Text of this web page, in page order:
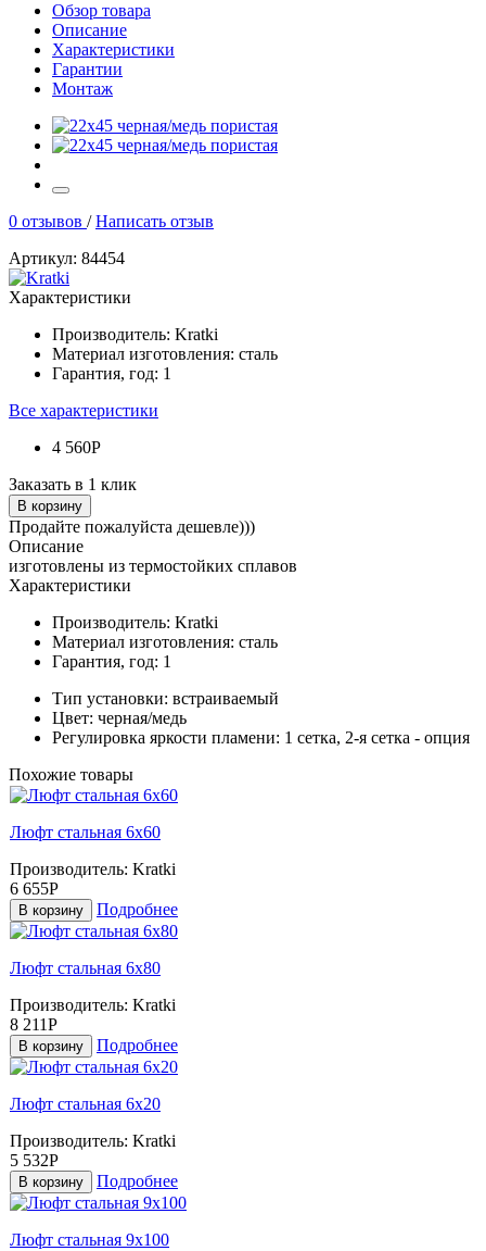
Обзор товара
Описание
Характеристики
Гарантии
Монтаж
0 отзывов /Написать отзыв
Артикул: 84454
Характеристики
Производитель: Kratki
Материал изготовления: сталь
Гарантия, год: 1
Все характеристики
4 560Р
Заказать в 1 клик
В корзину
Продайте пожалуйста дешевле)))
Описание
изготовлены из термостойких сплавов
Характеристики
Производитель: Kratki
Материал изготовления: сталь
Гарантия, год: 1
Тип установки: встраиваемый
Цвет: черная/медь
Регулировка яркости пламени: 1 сетка, 2-я сетка - опция
Похожие товары
Люфт стальная 6x60
Производитель: Kratki
6 655Р
В корзину Подробнее
Люфт стальная 6x80
Производитель: Kratki
8 211Р
В корзину Подробнее
Люфт стальная 6х20
Производитель: Kratki
5 532Р
В корзину Подробнее
Люфт стальная 9x100